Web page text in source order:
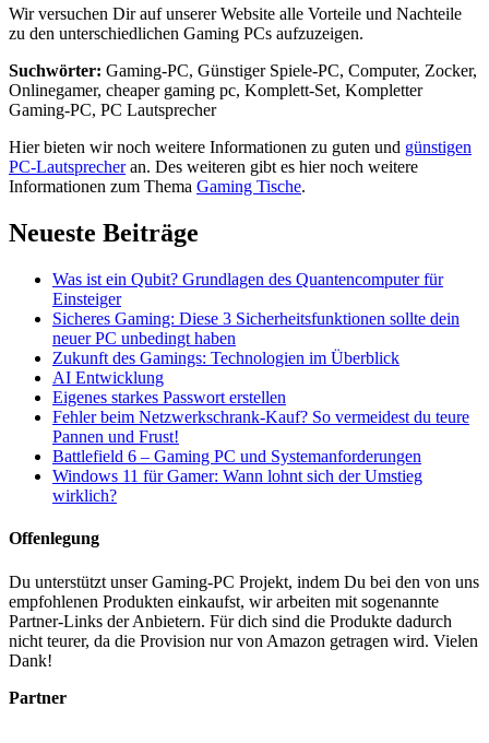
Wir versuchen Dir auf unserer Website alle Vorteile und Nachteile
zu den unterschiedlichen Gaming PCs aufzuzeigen.
Suchwörter: Gaming-PC, Günstiger Spiele-PC, Computer, Zocker,
Onlinegamer, cheaper gaming pc, Komplett-Set, Kompletter
Gaming-PC, PC Lautsprecher
Hier bieten wir noch weitere Informationen zu guten und günstigen
PC-Lautsprecheran. Des weiteren gibt es hier noch weitere
Informationen zum Thema Gaming Tische.
Neueste Beiträge
Was ist ein Qubit? Grundlagen des Quantencomputer für
Einsteiger
Sicheres Gaming: Diese 3 Sicherheitsfunktionen sollte dein
neuer PC unbedingt haben
Zukunft des Gamings: Technologien im Überblick
AI Entwicklung
Eigenes starkes Passwort erstellen
Fehler beim Netzwerkschrank-Kauf? So vermeidest du teure
Pannen und Frust!
Battlefield 6 – Gaming PC und Systemanforderungen
Windows 11 für Gamer: Wann lohnt sich der Umstieg
wirklich?
Offenlegung
Du unterstützt unser Gaming-PC Projekt, indem Du bei den von uns
empfohlenen Produkten einkaufst, wir arbeiten mit sogenannte
Partner-Links der Anbietern. Für dich sind die Produkte dadurch
nicht teurer, da die Provision nur von Amazon getragen wird. Vielen
Dank!
Partner